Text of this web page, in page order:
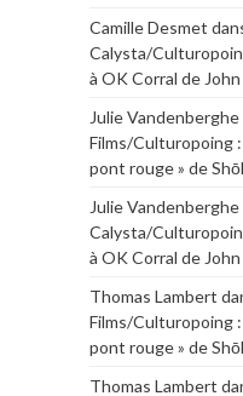
Camille Desmet
Calysta/
à OK Corral de
Julie Vandenberghe
Films/Culturopoing :
pont rouge » de
Julie Vandenberghe
Calysta/
à OK Corral de
Thomas Lambert
Films/Culturopoing :
pont rouge » de
Thomas Lambert